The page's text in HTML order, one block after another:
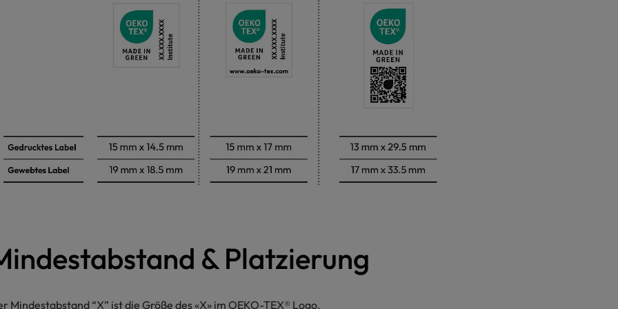
& Platzierung
Mindestabstand “X” ist die Größe des «X» im OEKO-TEX® Logo.